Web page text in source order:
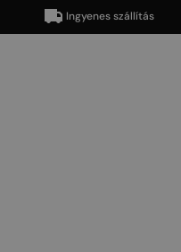
Ingyenes szállítás